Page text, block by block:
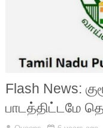
Flash News:
பாடத்திட்டமே